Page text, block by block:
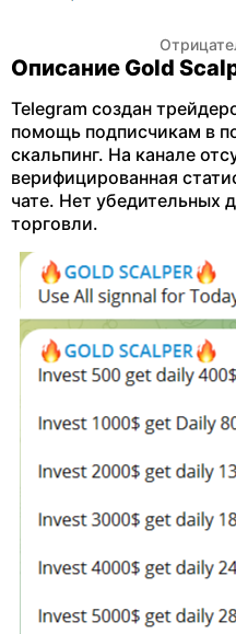
Описание Gold
Telegram создан
помощь подписчикам в
скальпинг. На канале
верифицированная
чате. Нет убедительных
торговли.